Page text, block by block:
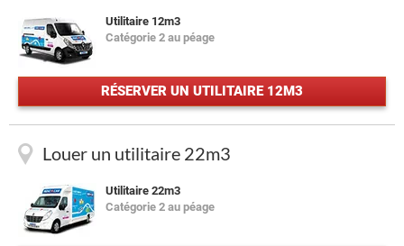
Utilitaire 12m3
Catégorie 2 au péage
RÉSERVER UN UTILITAIRE 12M3
Louer un utilitaire 22m3
Utilitaire 22m3
Catégorie 2 au péage